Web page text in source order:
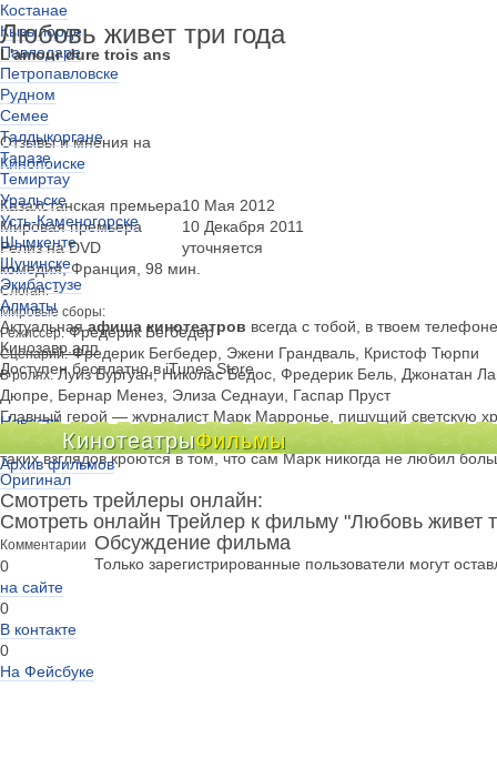
Костанае
Кызылорде
Павлодаре
Петропавловске
Рудном
Семее
Талдыкоргане
Таразе
Темиртау
Уральске
Усть-Каменогорске
Шымкенте
Щучинске
Экибастузе
Алматы
Актуальнаяафиша кинотеатров всегда с тобой, в твоем телефоне
Кинозавр.апп
Доступен бесплатно в iTunes Store
КинотеатрыФильмы
Новости
Киноклубы
Архив фильмов
Любовь живет три года
L'amour dure trois ans
Отзывы и мнения на
Кинопоиске
Казахстанская премьера10 Мая 2012
Мировая премьера
10 Декабря 2011
Релиз на DVD
уточняется
комедия, Франция, 98 мин.
Слоган:-
Мировые сборы:
Режиссер:Фредерик Бегбедер
Сценарий:Фредерик Бегбедер, Эжени Грандваль, Кристоф Тюрпи
В ролях:Луиз Бургуан, Николас Бедос, Фредерик Бель, Джонатан
Дюпре, Бернар Менез, Элиза Седнауи, Гаспар Пруст
Главный герой — журналист Марк Марронье, пишущий светскую
сначала люди страстно любят друг друга, потом нежно и по-
таких взглядов кроются в том, что сам Марк никогда не любил
Оригинал
Смотреть трейлеры онлайн:
Смотреть онлайн Трейлер к фильму "Любовь живет
Комментарии
0
на сайте
0
В контакте
0
На Фейсбуке
Обсуждение фильма
Только зарегистрированные пользователи могут